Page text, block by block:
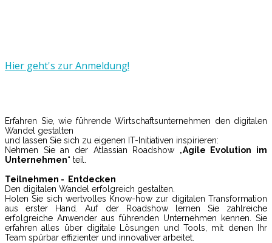
Hier geht's zur Anmeldung!
Erfahren Sie, wie führende Wirtschaftsunternehmen den digitalen
Wandel gestalten
und lassen Sie sich zu eigenen IT-Initiativen inspirieren:
Nehmen Sie an der Atlassian Roadshow „Agile Evolution im
Unternehmen“ teil.
Teilnehmen - Entdecken
Den digitalen Wandel erfolgreich gestalten.
Holen Sie sich wertvolles Know-how zur digitalen Transformation
aus erster Hand. Auf der Roadshow lernen Sie zahlreiche
erfolgreiche Anwender aus führenden Unternehmen kennen. Sie
erfahren alles über digitale Lösungen und Tools, mit denen Ihr
Team spürbar effizienter und innovativer arbeitet.